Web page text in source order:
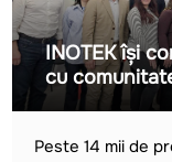
INOTEK își
cu
Peste 14 mii de